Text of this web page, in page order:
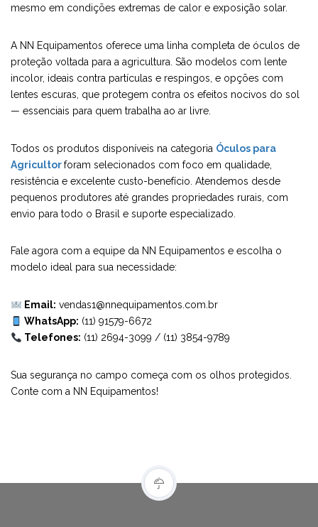
mesmo em condições extremas de calor e exposição solar.
A NN Equipamentos oferece uma linha completa de óculos de
proteção voltada para a agricultura. São modelos com lente
incolor, ideais contra partículas e respingos, e opções com
lentes escuras, que protegem contra os efeitos nocivos do sol
— essenciais para quem trabalha ao ar livre.
Todos os produtos disponíveis na categoria Óculos para
Agricultorforam selecionados com foco em qualidade,
resistência e excelente custo-benefício. Atendemos desde
pequenos produtores até grandes propriedades rurais, com
envio para todo o Brasil e suporte especializado.
Fale agora com a equipe da NN Equipamentos e escolha o
modelo ideal para sua necessidade:
Email: vendas1@nnequipamentos.com.br
WhatsApp: (11) 91579-6672
Telefones: (11) 2694-3099 / (11) 3854-9789
Sua segurança no campo começa com os olhos protegidos.
Conte com a NN Equipamentos!